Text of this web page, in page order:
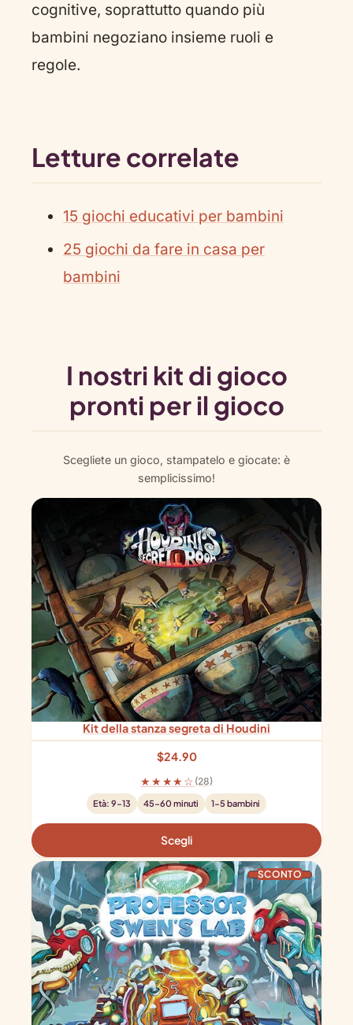
cognitive, soprattutto quando più
bambini negoziano insieme ruoli e
regole.
Letture correlate
15 giochi educativi per bambini
25 giochi da fare in casa per
bambini
I nostri kit di gioco
pronti per il gioco
Scegliete un gioco, stampatelo e giocate: è
semplicissimo!
Kit della stanza segreta di Houdini
$24.90
★★★★☆ (28)
Età: 9-13 45-60 minuti 1-5 bambini
Scegli
SCONTOPRODOTTO IN OFFERTA